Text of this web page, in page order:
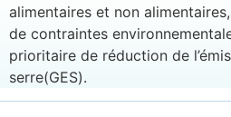
alimentaires et non
de contraintes
prioritaire de réduction de
serre(GES).